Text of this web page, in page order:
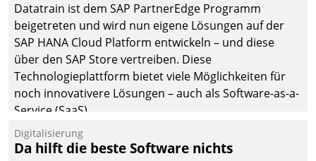
Datatrain ist dem SAP PartnerEdge Programm
beigetreten und wird nun eigene Lösungen auf der
SAP HANA Cloud Platform entwickeln – und diese
über den SAP Store vertreiben. Diese
Technologieplattform bietet viele Möglichkeiten für
noch innovativere Lösungen – auch als Software-as-a-
Service (SaaS).
Digitalisierung
Da hilft die beste Software nichts